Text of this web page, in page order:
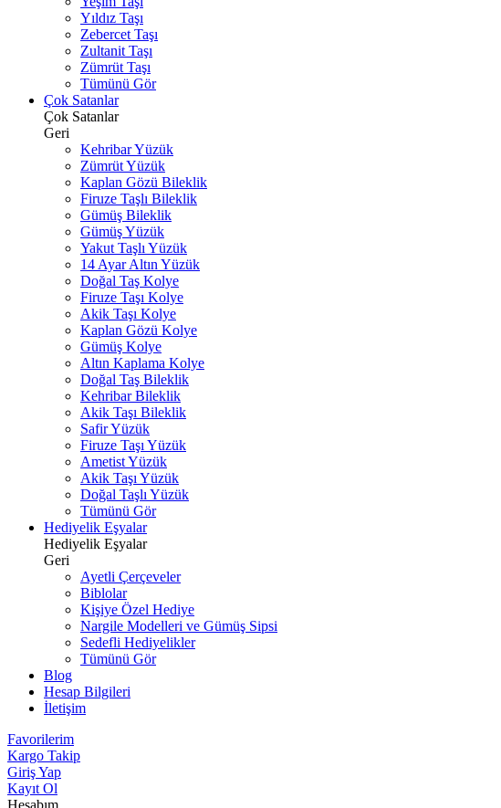
Yıldız Taşı
Zebercet Taşı
Zultanit Taşı
Zümrüt Taşı
Tümünü Gör
Çok Satanlar
Çok Satanlar
Geri
Kehribar Yüzük
Zümrüt Yüzük
Kaplan Gözü Bileklik
Firuze Taşlı Bileklik
Gümüş Bileklik
Gümüş Yüzük
Yakut Taşlı Yüzük
14 Ayar Altın Yüzük
Doğal Taş Kolye
Firuze Taşı Kolye
Akik Taşı Kolye
Kaplan Gözü Kolye
Gümüş Kolye
Altın Kaplama Kolye
Doğal Taş Bileklik
Kehribar Bileklik
Akik Taşı Bileklik
Safir Yüzük
Firuze Taşı Yüzük
Ametist Yüzük
Akik Taşı Yüzük
Doğal Taşlı Yüzük
Tümünü Gör
Hediyelik Eşyalar
Hediyelik Eşyalar
Geri
Ayetli Çerçeveler
Biblolar
Kişiye Özel Hediye
Nargile Modelleri ve Gümüş Sipsi
Sedefli Hediyelikler
Tümünü Gör
Blog
Hesap Bilgileri
İletişim
Favorilerim
Kargo Takip
Giriş Yap
Kayıt Ol
Hesabım